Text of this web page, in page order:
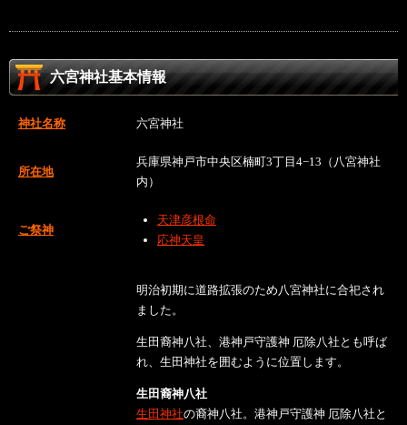
六宮神社基本情報
神社名称 六宮神社
所在地
兵庫県神戸市中央区楠町3丁目4−13（八宮神社
内）
ご祭神
天津彦根命
応神天皇
明治初期に道路拡張のため八宮神社に合祀され
ました。
生田裔神八社、港神戸守護神 厄除八社とも呼ば
れ、生田神社を囲むように位置します。
生田裔神八社
生田神社の裔神八社。港神戸守護神 厄除八社と